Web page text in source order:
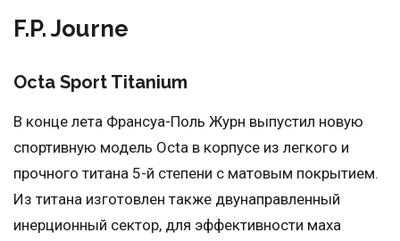
F.P. Journe
Octa Sport Titanium
В конце лета Франсуа-Поль Журн выпустил новую
спортивную модель Octa в корпусе из легкого и
прочного титана 5-й степени с матовым покрытием.
Из титана изготовлен также двунаправленный
инерционный сектор, для эффективности маха